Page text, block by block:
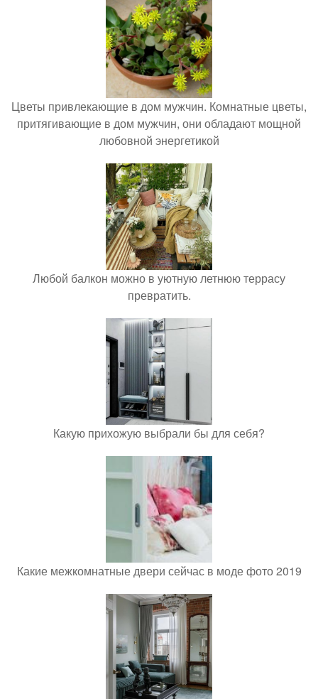
Цветы привлекающие в дом мужчин. Комнатные цветы,
притягивающие в дом мужчин, они обладают мощной
любовной энергетикой
Любой балкон можно в уютную летнюю террасу
превратить.
Какую прихожую выбрали бы для себя?
Какие межкомнатные двери сейчас в моде фото 2019